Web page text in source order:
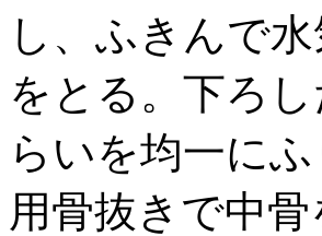
し、ふきんで
をとる。下ろ
らいを均一に
用骨抜きで中